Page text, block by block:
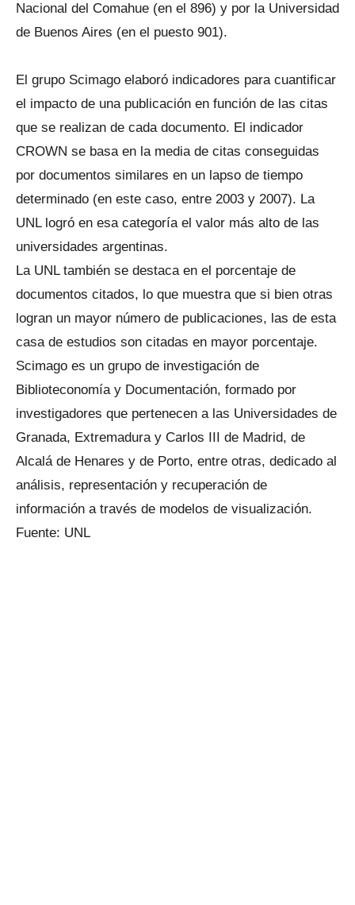
Nacional del Comahue (en el 896) y por la Universidad
de Buenos Aires (en el puesto 901).
El grupo Scimago elaboró indicadores para cuantificar
el impacto de una publicación en función de las citas
que se realizan de cada documento. El indicador
CROWN se basa en la media de citas conseguidas
por documentos similares en un lapso de tiempo
determinado (en este caso, entre 2003 y 2007). La
UNL logró en esa categoría el valor más alto de las
universidades argentinas.
La UNL también se destaca en el porcentaje de
documentos citados, lo que muestra que si bien otras
logran un mayor número de publicaciones, las de esta
casa de estudios son citadas en mayor porcentaje.
Scimago es un grupo de investigación de
Biblioteconomía y Documentación, formado por
investigadores que pertenecen a las Universidades de
Granada, Extremadura y Carlos III de Madrid, de
Alcalá de Henares y de Porto, entre otras, dedicado al
análisis, representación y recuperación de
información a través de modelos de visualización.
Fuente: UNL